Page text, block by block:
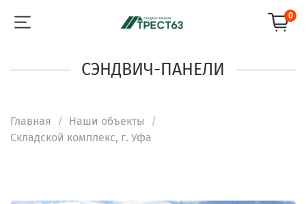
0
СЭНДВИЧ-ПАНЕЛИ
Главная
Наши объекты
Складской комплекс, г. Уфа